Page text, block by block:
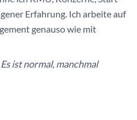
Erfahrung. Ich arbeite auf
genauso wie mit
ist normal, manchmal